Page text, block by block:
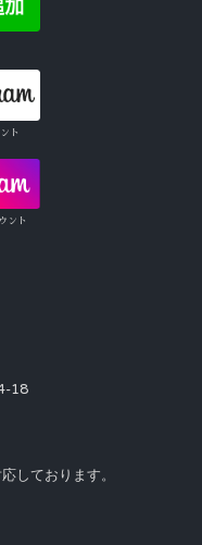
ト
ント
18
しております。